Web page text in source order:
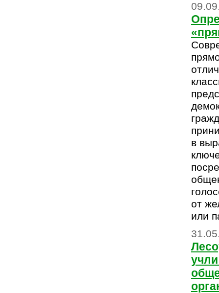
в
от
или